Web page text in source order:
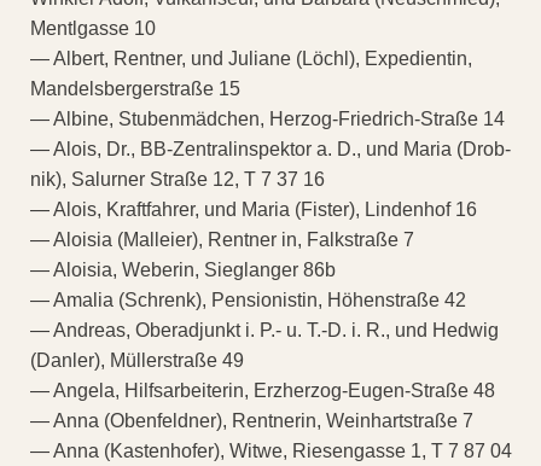
Mentlgasse 10
— Albert, Rentner, und Juliane (Löchl), Expedientin,
Mandelsbergerstraße 15
— Albine, Stubenmädchen, Herzog-Friedrich-Straße 14
— Alois, Dr., BB-Zentralinspektor a. D., und Maria (Drob-
nik), Salurner Straße 12, T 7 37 16
— Alois, Kraftfahrer, und Maria (Fister), Lindenhof 16
— Aloisia (Malleier), Rentner in, Falkstraße 7
— Aloisia, Weberin, Sieglanger 86b
— Amalia (Schrenk), Pensionistin, Höhenstraße 42
— Andreas, Oberadjunkt i. P.- u. T.-D. i. R., und Hedwig
(Danler), Müllerstraße 49
— Angela, Hilfsarbeiterin, Erzherzog-Eugen-Straße 48
— Anna (Obenfeldner), Rentnerin, Weinhartstraße 7
— Anna (Kastenhofer), Witwe, Riesengasse 1, T 7 87 04